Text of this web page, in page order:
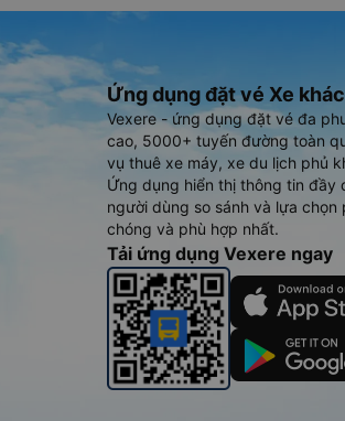
Ứng dụng đặt vé Xe
Vexere - ứng dụng đặt vé đa
cao, 5000+ tuyến đường toàn
vụ thuê xe máy, xe du lịch phủ
Ứng dụng hiển thị thông tin đầy
người dùng so sánh và lựa
chóng và phù hợp nhất.
Tải ứng dụng Vexere ngay